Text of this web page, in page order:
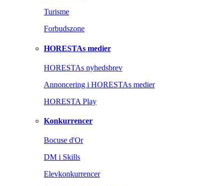
Turisme
Forbudszone
HORESTAs medier
HORESTAs nyhedsbrev
Annoncering i HORESTAs medier
HORESTA Play
Konkurrencer
Bocuse d'Or
DM i Skills
Elevkonkurrencer